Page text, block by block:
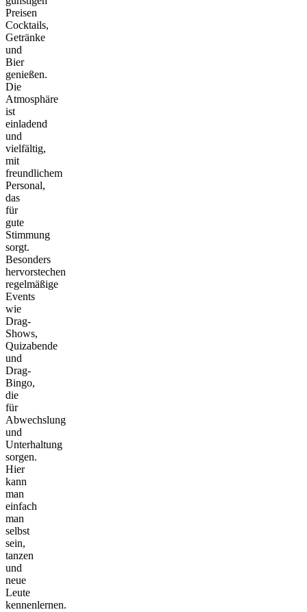
Preisen
Cocktails,
Getränke
und
Bier
genießen.
Die
Atmosphäre
ist
einladend
und
vielfältig,
mit
freundlichem
Personal,
das
für
gute
Stimmung
sorgt.
Besonders
hervorstechen
regelmäßige
Events
wie
Drag-
Shows,
Quizabende
und
Drag-
Bingo,
die
für
Abwechslung
und
Unterhaltung
sorgen.
Hier
kann
man
einfach
man
selbst
sein,
tanzen
und
neue
Leute
kennenlernen.